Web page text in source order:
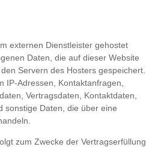
externen Dienstleister gehostet
Daten, die auf dieser Website
Servern des Hosters gespeichert.
IP-Adressen, Kontaktanfragen,
Vertragsdaten, Kontaktdaten,
sonstige Daten, die über eine
zum Zwecke der Vertragserfüllung